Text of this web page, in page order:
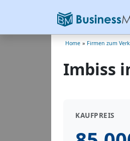
Home » Firmen zum
Imbiss
KAUFPREIS